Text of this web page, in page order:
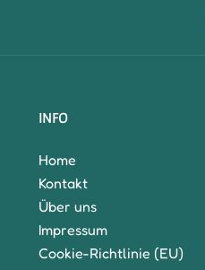
INFO
Home
Kontakt
Über uns
Impressum
Cookie-Richtlinie (EU)